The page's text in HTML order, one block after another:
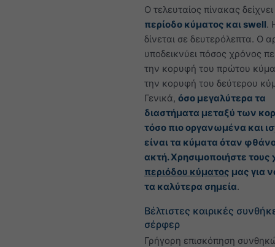
Ο τελευταίος πίνακας δείχνει
περίοδο κύματος και swell.
δίνεται σε δευτερόλεπτα. Ο
υποδεικνύει πόσος χρόνος
την κορυφή του πρώτου
την κορυφή του δεύτερου
Γενικά, όσο μεγαλύτερα τα
διαστήματα μεταξύ των
τόσο πιο οργανωμένα και
είναι τα κύματα όταν
ακτή. Χρησιμοποιήστε τους
περιόδου κύματος μας για
τα καλύτερα σημεία.
Βέλτιστες καιρικές
σέρφερ
Γρήγορη επισκόπηση